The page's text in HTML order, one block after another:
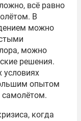
всё равно
В
можно
можно
решения.
опытом
самолётом.
когда